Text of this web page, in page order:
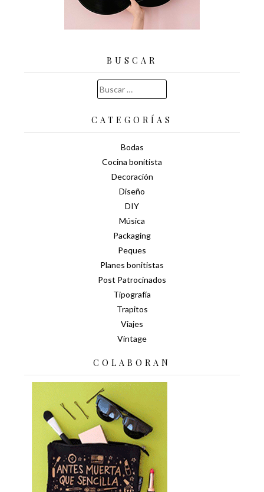
BUSCAR
Buscar:
CATEGORÍAS
Bodas
Cocina bonitista
Decoración
Diseño
DIY
Música
Packaging
Peques
Planes bonitistas
Post Patrocinados
Tipografía
Trapitos
Viajes
Vintage
COLABORAN